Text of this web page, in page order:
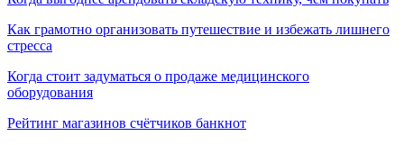
Как грамотно организовать путешествие и избежать лишнего
стресса
Когда стоит задуматься о продаже медицинского
оборудования
Рейтинг магазинов счётчиков банкнот